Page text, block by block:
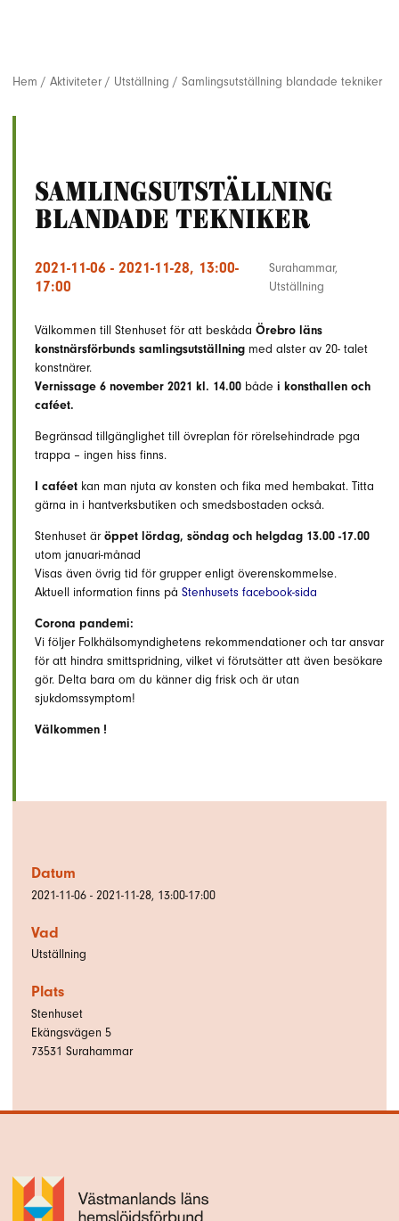
Hem / Aktiviteter / Utställning / Samlingsutställning blandade tekniker
Samlingsutställning
blandade tekniker
2021-11-06 - 2021-11-28, 13:00-
17:00
Surahammar,
Utställning
Välkommen till Stenhuset för att beskåda Örebro läns
konstnärsförbunds samlingsutställning med alster av 20- talet
konstnärer.
Vernissage 6 november 2021 kl. 14.00 både i konsthallen och
caféet.
Begränsad tillgänglighet till övreplan för rörelsehindrade pga
trappa – ingen hiss finns.
I caféet kan man njuta av konsten och fika med hembakat. Titta
gärna in i hantverksbutiken och smedsbostaden också.
Stenhuset äröppet lördag, söndag och helgdag 13.00 -17.00
utom januari-månad
Visas även övrig tid för grupper enligt överenskommelse.
Aktuell information finns på Stenhusets facebook-sida
Corona pandemi:
Vi följer Folkhälsomyndighetens rekommendationer och tar ansvar
för att hindra smittspridning, vilket vi förutsätter att även besökare
gör. Delta bara om du känner dig frisk och är utan
sjukdomssymptom!
Välkommen !
Datum
2021-11-06 - 2021-11-28, 13:00-17:00
Vad
Utställning
Plats
Stenhuset
Ekängsvägen 5
73531 Surahammar